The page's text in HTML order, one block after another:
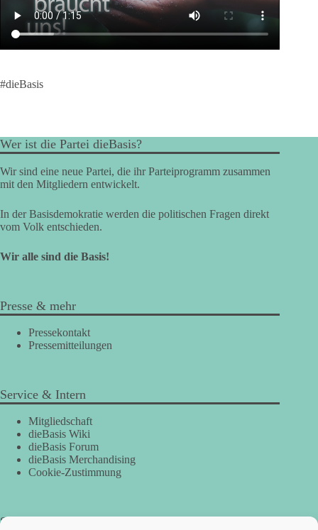
#dieBasis
Wer ist die Partei dieBasis?
Wir sind eine neue Partei, die ihr Parteiprogramm zusammen
mit den Mitgliedern entwickelt.
In der Basisdemokratie werden die politischen Fragen direkt
vom Volk entschieden.
Wir alle sind die Basis!
Presse & mehr
Pressekontakt
Pressemitteilungen
Service & Intern
Mitgliedschaft
dieBasis Wiki
dieBasis Forum
dieBasis Merchandising
Cookie-Zustimmung
Spenden